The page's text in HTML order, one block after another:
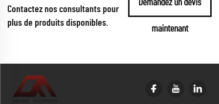
Contactez nos consultants pour
plus de produits disponibles.
Demandez un devis
maintenant